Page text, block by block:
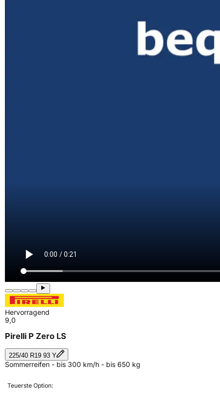
Hervorragend
9,0
Pirelli P Zero LS
225/40 R19 93 Y
Sommerreifen - bis 300 km/h - bis 650 kg
Teuerste Option: